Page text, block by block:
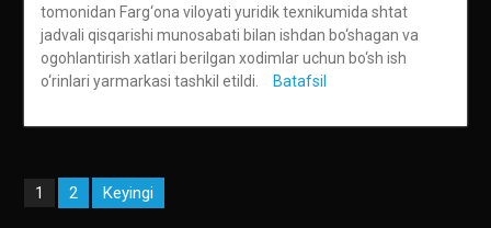
tomonidan Farg‘ona viloyati yuridik texnikumida shtat
jadvali qisqarishi munosabati bilan ishdan bo‘shagan va
ogohlantirish xatlari berilgan xodimlar uchun bo‘sh ish
o‘rinlari yarmarkasi tashkil etildi.
Batafsil
Maqolalar
bo‘yicha
1 2 Keyingi